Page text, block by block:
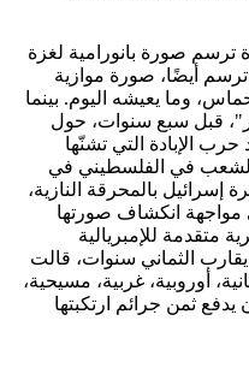
صورة بانورامية لغزة
ترسم أيضًا، صورة موازية
وما يعيشه اليوم. بينما
قبل سبع سنوات، حول
حرب الإبادة التي تشنّها
الشعب في الفلسطيني في
7 أكتوبر 2023. ومتاجرة إسرائيل بالمحرقة النازية،
مواجهة انكشاف صورتها
متقدمة للإمبريالية
2015، أي قبل ما يقارب الثماني سنوات، قالت
أوروبية، غربية، مسيحية،
ثمن جرائم ارتكبتها